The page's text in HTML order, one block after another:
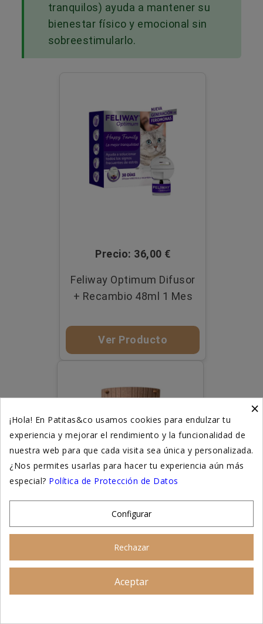
tranquilos) ayuda a mantener su
bienestar físico y emocional sin
sobreestimularlo.
Precio: 36,00 €
Feliway Optimum Difusor
+ Recambio 48ml 1 Mes
Ver Producto
Precio: 35,99 €
Casa de Fieltro
Mediterráneo para Gatos
Asesoramiento personalizado
×
¡Hola! En Patitas&co usamos cookies para endulzar tu
experiencia y mejorar el rendimiento y la funcionalidad de
nuestra web para que cada visita sea única y personalizada.
¿Nos permites usarlas para hacer tu experiencia aún más
especial? Política de Protección de Datos
Configurar
Rechazar
Aceptar